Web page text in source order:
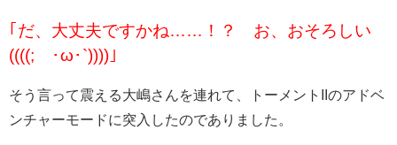
｢だ、大丈夫ですかね……！？ お、おそろしい
((((;´･ω･`))))｣
そう言って震える大嶋さんを連れて、トーメントIIのアドベ
ンチャーモードに突入したのでありました。